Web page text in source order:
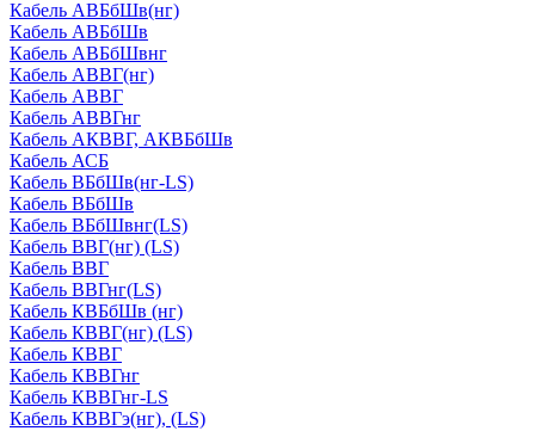
Кабель АВБбШв(нг)
Кабель АВБбШв
Кабель АВБбШвнг
Кабель АВВГ(нг)
Кабель АВВГ
Кабель АВВГнг
Кабель АКВВГ, АКВБбШв
Кабель АСБ
Кабель ВБбШв(нг-LS)
Кабель ВБбШв
Кабель ВБбШвнг(LS)
Кабель ВВГ(нг) (LS)
Кабель ВВГ
Кабель ВВГнг(LS)
Кабель КВБбШв (нг)
Кабель КВВГ(нг) (LS)
Кабель КВВГ
Кабель КВВГнг
Кабель КВВГнг-LS
Кабель КВВГэ(нг), (LS)